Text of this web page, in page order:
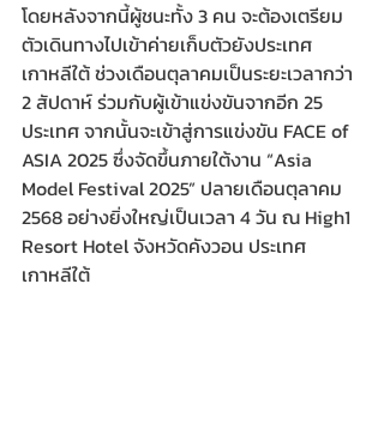
โดยหลังจากนี้ผู้ชนะทั้ง 3 คน จะต้องเตรียม
ตัวเดินทางไปเข้าค่ายเก็บตัวยังประเทศ
เกาหลีใต้ ช่วงเดือนตุลาคมเป็นระยะเวลากว่า
2 สัปดาห์ ร่วมกับผู้เข้าแข่งขันจากอีก 25
ประเทศ จากนั้นจะเข้าสู่การแข่งขัน FACE of
ASIA 2025 ซึ่งจัดขึ้นภายใต้งาน “Asia
Model Festival 2025” ปลายเดือนตุลาคม
2568 อย่างยิ่งใหญ่เป็นเวลา 4 วัน ณ High1
Resort Hotel จังหวัดคังวอน ประเทศ
เกาหลีใต้